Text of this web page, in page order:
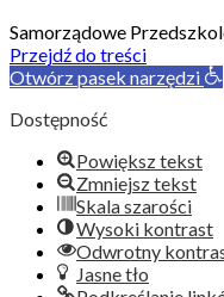
Samorządowe
Przejdź do treści
Otwórz pasek narzędzi
Dostępność
Powiększ tekst
Zmniejsz tekst
Skala szarości
Wysoki kontrast
Odwrotny
Jasne tło